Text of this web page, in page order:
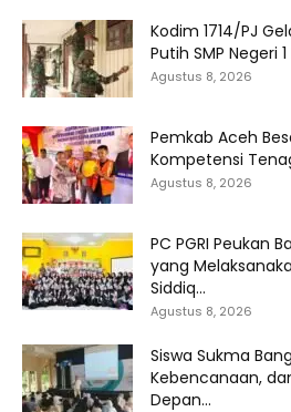
Kodim 1714/PJ
Putih SMP Negeri 1
Agustus 8, 2026
Pemkab Aceh
Kompetensi
Agustus 8, 2026
PC PGRI Peukan
yang
Siddiq...
Agustus 8, 2026
Siswa Sukma
Kebencanaan,
Depan...